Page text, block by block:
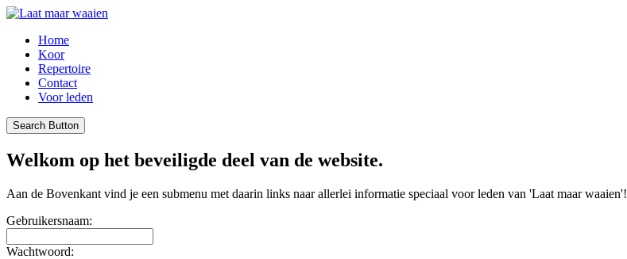
Home
Koor
Repertoire
Contact
Voor leden
Search Button
Welkom op het beveiligde deel van de website.
Aan de Bovenkant vind je een submenu met daarin links naar allerlei informatie speciaal voor leden van 'Laat maar waaien'!
Gebruikersnaam:
Wachtwoord: